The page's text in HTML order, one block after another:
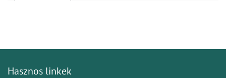
Hasznos linkek